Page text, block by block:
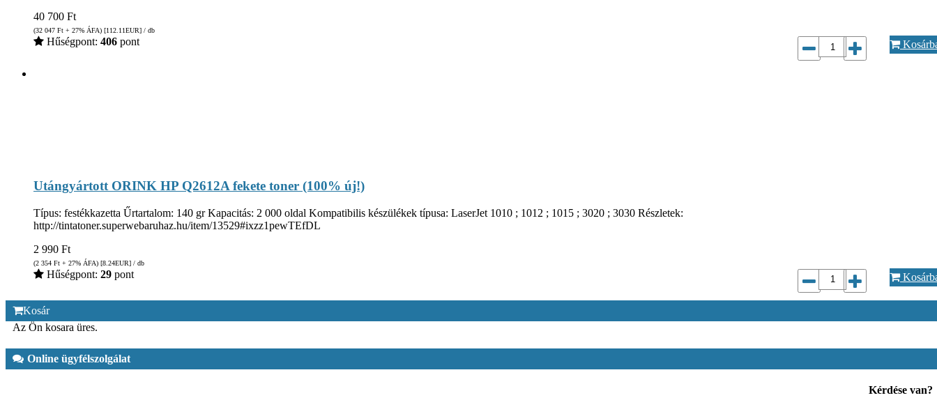
40 700 Ft
(32 047 Ft + 27% ÁFA) [112.11EUR] / db
Hűségpont: 406 pont
Utángyártott ORINK HP Q2612A fekete toner (100% új!)
Típus: festékkazetta Űrtartalom: 140 gr Kapacitás: 2 000 oldal Kompatibilis készülékek típusa: LaserJet 1010 ; 1012 ; 1015 ; 3020 ; 3030 Részletek:
http://tintatoner.superwebaruhaz.hu/item/13529#ixzz1pewTEfDL
2 990 Ft
(2 354 Ft + 27% ÁFA) [8.24EUR] / db
Hűségpont: 29 pont
Kosár
Az Ön kosara üres.
Online ügyfélszolgálat
Kérdése van?